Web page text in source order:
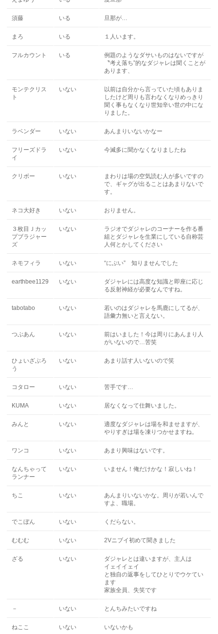
須藤 いる 旦那が…
まろ いる １人います。
フルカウント いる
例題のようなダサいものはないですが
〝考え落ち”的なダジャレは聞くことが
あります、
モンテクリス
ト
いない
以前は自分から言っていた頃もありま
したけど周りも言わなくなりめっきり
聞く事もなくなり世知辛い世の中にな
りました。
ラベンダー いない あんまりいないかなー
フリーズドラ
イ
いない 今滅多に聞かなくなりましたね
クリボー いない
まわりは場の空気読む人が多いですの
で、ギャグが出ることはあまりないで
す。
ネコ大好き いない おりません。
３枚目Ｊカッ
プブラジャー
ズ
いない
ラジオでダジャレのコーナーを作る番
組とダジャレを生業にしている自称芸
人何とかしてください
ネモフィラ いない “にぶい” 知りませんでした
earthbee1129 いない
ダジャレには高度な知識と即座に応じ
る反射神経が必要なんですね。
tabotabo いない
若いのはダジャレを馬鹿にしてるが、
語彙力無いと言えない。
つぶあん いない
前はいました！今は周りにあんまり人
がいないので…苦笑
ひょいざぶろ
う
いない あまり話す人いないので笑
コタロー いない 苦手です…
KUMA いない 居なくなって仕舞いました。
みんと いない
適度なダジャレは場を和ませますが、
やりすぎは場を凍りつかせますね。
ワンコ いない あまり興味はないです。
なんちゃって
ランナー
いない いません！俺だけかな！寂しいね！
ちこ いない
あんまりいないかな。周りが若いんで
すよ、職場。
でこぼん いない くだらない。
むむむ いない 2Vニブイ初めて聞きました
ざる いない
ダジャレとは違いますが、主人は
イェイイェイ
と独自の返事をしてひとりでウケてい
ます
家族全員、失笑です
－ いない とんちみたいですね
ねここ いない いないかも